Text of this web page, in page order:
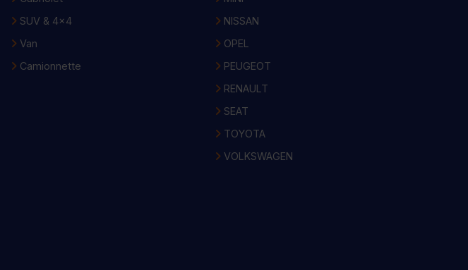
SUV & 4x4
Van
Camionnette
NISSAN
OPEL
PEUGEOT
RENAULT
SEAT
TOYOTA
VOLKSWAGEN